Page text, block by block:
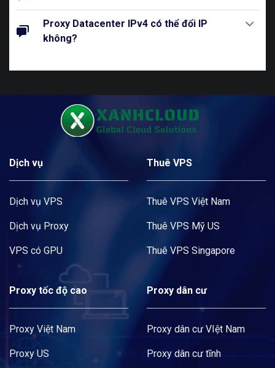
Proxy Datacenter IPv4 có thể đổi IP
không?
Dịch vụ
Dịch vụ VPS
Dịch vụ Proxy
VPS có GPU
Thuê VPS
Thuê VPS Việt Nam
Thuê VPS Mỹ US
Thuê VPS Singapore
Proxy tốc độ cao
Proxy Việt Nam
Proxy US
Proxy dân cư
Proxy dân cư VIệt Nam
Proxy dân cư tĩnh